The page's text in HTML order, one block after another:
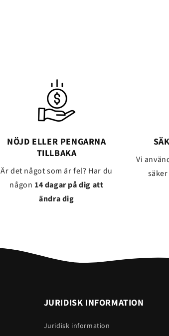
NÖJD ELLER PENGARNA
TILLBAKA
Är det något som är fel? Har du
någon 14 dagar på dig att
ändra dig
Vi
JURIDISK INFORMATION
Juridisk information